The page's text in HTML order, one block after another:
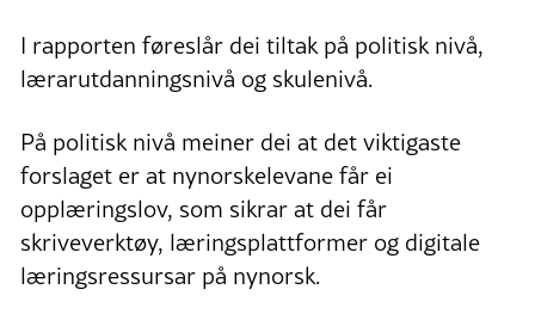
I rapporten føreslår dei tiltak på politisk nivå,
lærarutdanningsnivå og skulenivå.
På politisk nivå meiner dei at det viktigaste
forslaget er at nynorskelevane får ei
opplæringslov, som sikrar at dei får
skriveverktøy, læringsplattformer og digitale
læringsressursar på nynorsk.